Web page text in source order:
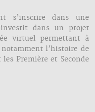
s’inscrire dans une
dans un projet
virtuel permettant à
l’histoire de
Première et Seconde